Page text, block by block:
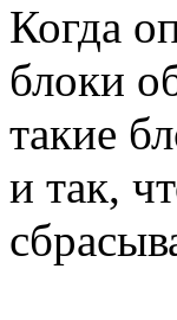
Когда
блоки
такие
и так,